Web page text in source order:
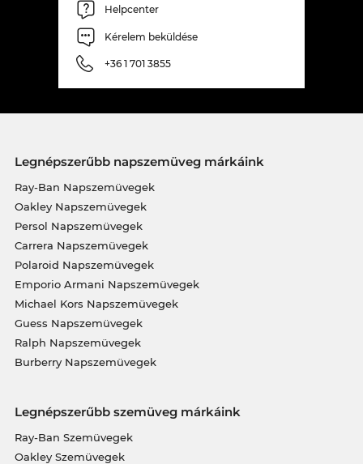
Helpcenter
Kérelem beküldése
+36 1 701 3855
Legnépszerűbb napszemüveg márkáink
Ray-Ban Napszemüvegek
Oakley Napszemüvegek
Persol Napszemüvegek
Carrera Napszemüvegek
Polaroid Napszemüvegek
Emporio Armani Napszemüvegek
Michael Kors Napszemüvegek
Guess Napszemüvegek
Ralph Napszemüvegek
Burberry Napszemüvegek
Legnépszerűbb szemüveg márkáink
Ray-Ban Szemüvegek
Oakley Szemüvegek